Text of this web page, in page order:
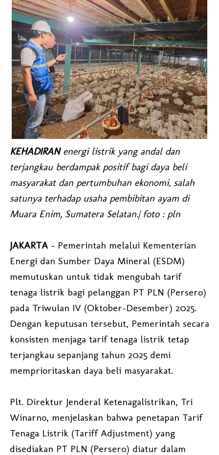
KEHADIRANenergi listrik yang andal dan
terjangkau berdampak positif bagi daya beli
masyarakat dan pertumbuhan ekonomi, salah
satunya terhadap usaha pembibitan ayam di
Muara Enim, Sumatera Selatan.| foto : pln
JAKARTA – Pemerintah melalui Kementerian
Energi dan Sumber Daya Mineral (ESDM)
memutuskan untuk tidak mengubah tarif
tenaga listrik bagi pelanggan PT PLN (Persero)
pada Triwulan IV (Oktober–Desember) 2025.
Dengan keputusan tersebut, Pemerintah secara
konsisten menjaga tarif tenaga listrik tetap
terjangkau sepanjang tahun 2025 demi
memprioritaskan daya beli masyarakat.
Plt. Direktur Jenderal Ketenagalistrikan, Tri
Winarno, menjelaskan bahwa penetapan Tarif
Tenaga Listrik (Tariff Adjustment) yang
disediakan PT PLN (Persero) diatur dalam